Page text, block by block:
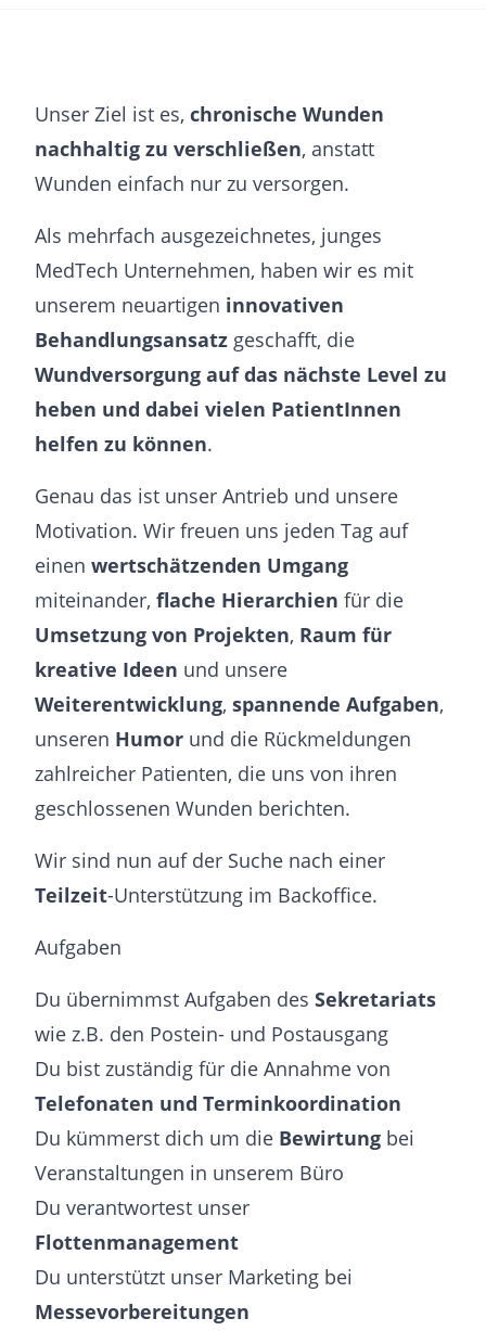
Unser Ziel ist es, chronische Wunden
nachhaltig zu verschließen, anstatt
Wunden einfach nur zu versorgen.
Als mehrfach ausgezeichnetes, junges
MedTech Unternehmen, haben wir es mit
unserem neuartigen innovativen
Behandlungsansatz geschafft, die
Wundversorgung auf das nächste Level zu
heben und dabei vielen PatientInnen
helfen zu können.
Genau das ist unser Antrieb und unsere
Motivation. Wir freuen uns jeden Tag auf
einen wertschätzenden Umgang
miteinander, flache Hierarchien für die
Umsetzung von Projekten, Raum für
kreative Ideen und unsere
Weiterentwicklung, spannende Aufgaben,
unseren Humor und die Rückmeldungen
zahlreicher Patienten, die uns von ihren
geschlossenen Wunden berichten.
Wir sind nun auf der Suche nach einer
Teilzeit-Unterstützung im Backoffice.
Aufgaben
Du übernimmst Aufgaben des Sekretariats
wie z.B. den Postein- und Postausgang
Du bist zuständig für die Annahme von
Telefonaten und Terminkoordination
Du kümmerst dich um die Bewirtung bei
Veranstaltungen in unserem Büro
Du verantwortest unser
Flottenmanagement
Du unterstützt unser Marketing bei
Messevorbereitungen